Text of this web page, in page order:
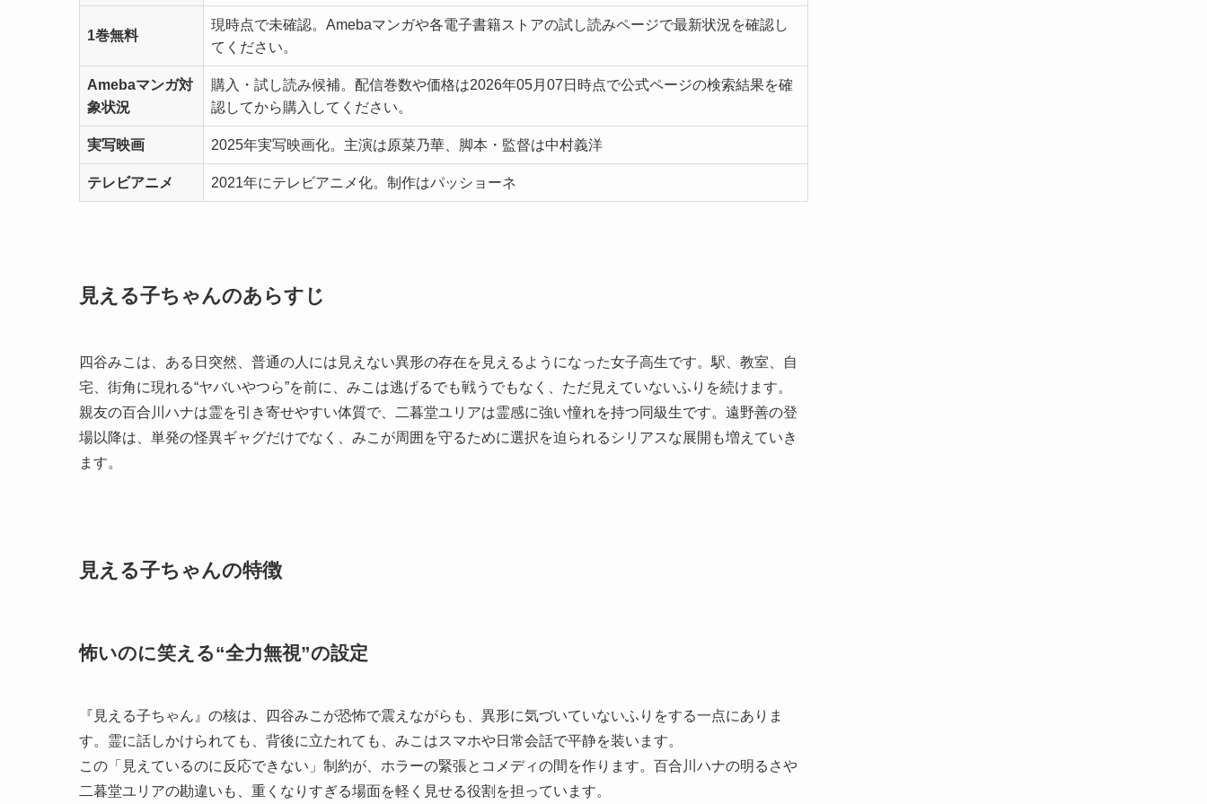
1巻無料
現時点で未確認。Amebaマンガや各電子書籍ストアの試し読みページで最新状況を確認し
てください。
Amebaマンガ対
象状況
購入・試し読み候補。配信巻数や価格は2026年05月07日時点で公式ページの検索結果を確
認してから購入してください。
実写映画 2025年実写映画化。主演は原菜乃華、脚本・監督は中村義洋
テレビアニメ 2021年にテレビアニメ化。制作はパッショーネ
見える子ちゃんのあらすじ
四谷みこは、ある日突然、普通の人には見えない異形の存在を見えるようになった女子高生です。駅、教室、自
宅、街角に現れる“ヤバいやつら”を前に、みこは逃げるでも戦うでもなく、ただ見えていないふりを続けます。
親友の百合川ハナは霊を引き寄せやすい体質で、二暮堂ユリアは霊感に強い憧れを持つ同級生です。遠野善の登
場以降は、単発の怪異ギャグだけでなく、みこが周囲を守るために選択を迫られるシリアスな展開も増えていき
ます。
見える子ちゃんの特徴
怖いのに笑える“全力無視”の設定
『見える子ちゃん』の核は、四谷みこが恐怖で震えながらも、異形に気づいていないふりをする一点にありま
す。霊に話しかけられても、背後に立たれても、みこはスマホや日常会話で平静を装います。
この「見えているのに反応できない」制約が、ホラーの緊張とコメディの間を作ります。百合川ハナの明るさや
二暮堂ユリアの勘違いも、重くなりすぎる場面を軽く見せる役割を担っています。